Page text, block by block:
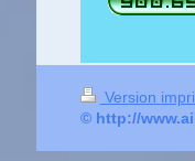
Version
© http://